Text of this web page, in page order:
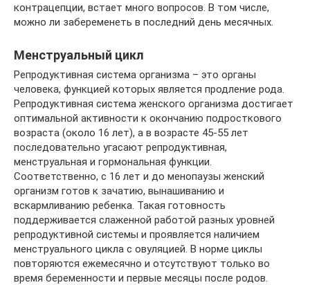
контрацепции, встает много вопросов. В том числе,
можно ли забеременеть в последний день месячных.
Менструальный цикл
Репродуктивная система организма – это органы
человека, функцией которых является продление рода.
Репродуктивная система женского организма достигает
оптимальной активности к окончанию подросткового
возраста (около 16 лет), а в возрасте 45-55 лет
последовательно угасают репродуктивная,
менструальная и гормональная функции.
Соответственно, с 16 лет и до менопаузы женский
организм готов к зачатию, вынашиванию и
вскармливанию ребенка. Такая готовность
поддерживается слаженной работой разных уровней
репродуктивной системы и проявляется наличием
менструального цикла с овуляцией. В норме циклы
повторяются ежемесячно и отсутствуют только во
время беременности и первые месяцы после родов.